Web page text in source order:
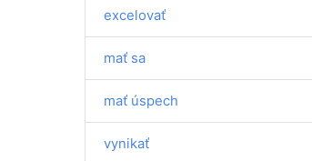
excelovať
mať sa
mať úspech
vynikať